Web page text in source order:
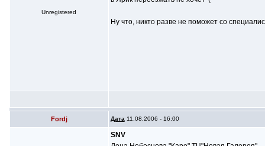
Unregistered
Ну что, никто разве не поможет со
Fordj Дата 11.08.2006 - 16:00
SNV